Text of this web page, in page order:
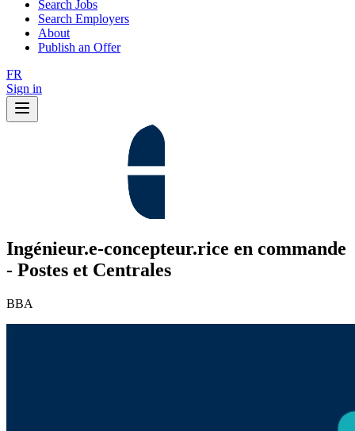
Search Jobs
Search Employers
About
Publish an Offer
FR
Sign in
Ingénieur.e-concepteur.rice en commande
- Postes et Centrales
BBA